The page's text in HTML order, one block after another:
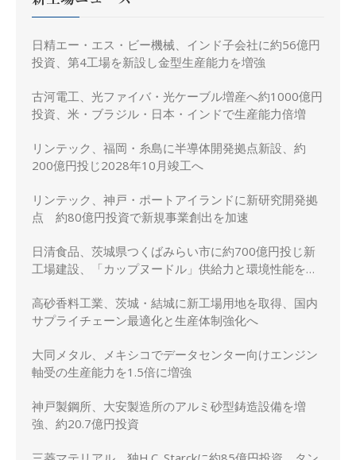
日精エー・エス・ビー機械、インド子会社に約56億円
投資、第4工場を新設し金型生産能力を増強
古河電工、光ファイバ・光ケーブル増産へ約1000億円
投資、米・ブラジル・日本・インドで生産能力倍増
リンテック、福岡・糸島に半導体開発拠点新設、約
200億円投じ2028年10月竣工へ
リンテック、神戸・ポートアイランドに新研究開発拠
点 約80億円投資で新規事業創出を加速
日清食品、茨城県つくばみらい市に約700億円投じ新
工場建設、「カップヌードル」供給力と環境性能を強
高砂香料工業、茨城・結城に新工場用地を取得、国内
サプライチェーン最適化と生産体制強化へ
大同メタル、メキシコでデータセンター向けエンジン
軸受の生産能力を1.5倍に増強
神戸製鋼所、大安製造所のアルミ砂型鋳造設備を増
強、約20.7億円投資